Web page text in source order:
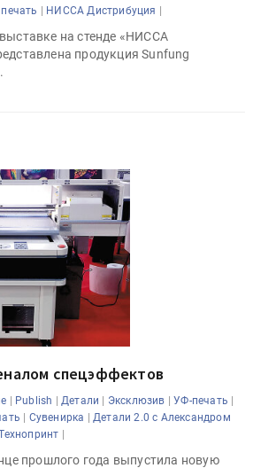
| НИССА Дистрибуция |
на стенде «НИССА
продукция Sunfung
спецэффектов
| Publish | Детали | Эксклюзив |УФ-печать |
| Сувенирка | Детали 2.0 с Александром
|
прошлого года выпустила новую